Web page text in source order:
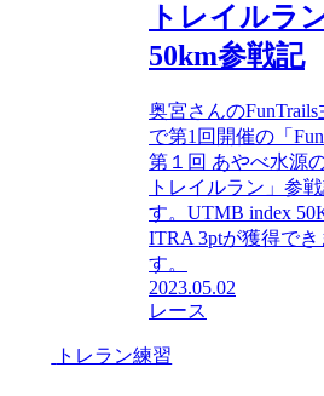
トレイルラ
50km参戦記
奥宮さんのFunTrails
で第1回開催の「
第１回 あやべ水源
トレイルラン」参
す。UTMB index
ITRA 3ptが獲得でき
す。
2023.05.02
レース
トレラン練習